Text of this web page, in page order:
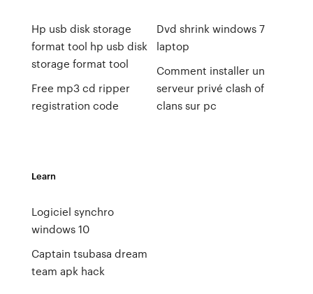
Hp usb disk storage
format tool hp usb disk
storage format tool
Free mp3 cd ripper
registration code
Dvd shrink windows 7
laptop
Comment installer un
serveur privé clash of
clans sur pc
Learn
Logiciel synchro
windows 10
Captain tsubasa dream
team apk hack